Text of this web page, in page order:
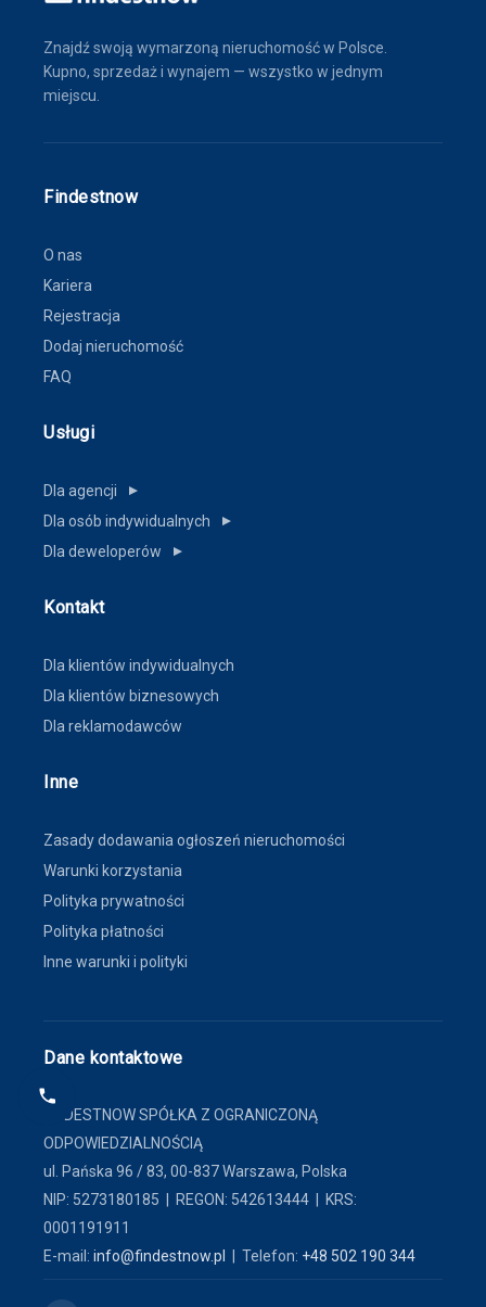
Znajdź swoją wymarzoną nieruchomość w Polsce.
Kupno, sprzedaż i wynajem — wszystko w jednym
miejscu.
Findestnow
O nas
Kariera
Rejestracja
Dodaj nieruchomość
FAQ
Usługi
Dla agencji ▼
Dla osób indywidualnych ▼
Dla deweloperów ▼
Kontakt
Dla klientów indywidualnych
Dla klientów biznesowych
Dla reklamodawców
Inne
Zasady dodawania ogłoszeń nieruchomości
Warunki korzystania
Polityka prywatności
Polityka płatności
Inne warunki i polityki
Dane kontaktowe
FINDESTNOW SPÓŁKA Z OGRANICZONĄ
ODPOWIEDZIALNOŚCIĄ
ul. Pańska 96 / 83, 00-837 Warszawa, Polska
NIP: 5273180185 | REGON: 542613444 | KRS:
0001191911
E-mail: info@findestnow.pl | Telefon: +48 502 190 344